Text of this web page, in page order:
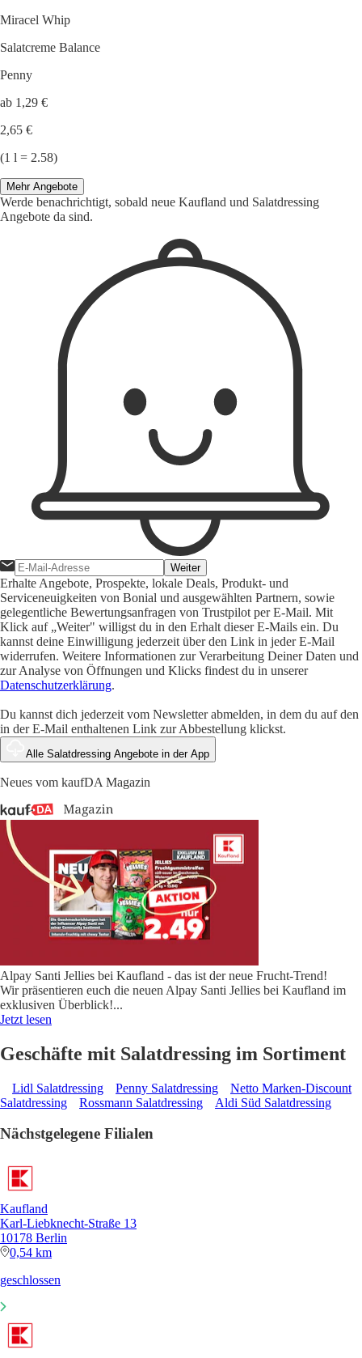
Miracel Whip
Salatcreme Balance
Penny
ab 1,29 €
2,65 €
(1 l = 2.58)
Mehr Angebote
Werde benachrichtigt, sobald neue Kaufland und Salatdressing
Angebote da sind.
Weiter
Erhalte Angebote, Prospekte, lokale Deals, Produkt- und
Serviceneuigkeiten von Bonial und ausgewählten Partnern, sowie
gelegentliche Bewertungsanfragen von Trustpilot per E-Mail. Mit
Klick auf „Weiter" willigst du in den Erhalt dieser E-Mails ein. Du
kannst deine Einwilligung jederzeit über den Link in jeder E-Mail
widerrufen. Weitere Informationen zur Verarbeitung Deiner Daten und
zur Analyse von Öffnungen und Klicks findest du in unserer
Datenschutzerklärung.
Du kannst dich jederzeit vom Newsletter abmelden, in dem du auf den
in der E-Mail enthaltenen Link zur Abbestellung klickst.
Alle Salatdressing Angebote in der App
Neues vom kaufDA Magazin
Alpay Santi Jellies bei Kaufland - das ist der neue Frucht-Trend!
Wir präsentieren euch die neuen Alpay Santi Jellies bei Kaufland im
exklusiven Überblick!...
Jetzt lesen
Geschäfte mit Salatdressing im Sortiment
Lidl Salatdressing Penny Salatdressing
Netto Marken-Discount
Salatdressing
Rossmann Salatdressing Aldi Süd Salatdressing
Nächstgelegene Filialen
Kaufland
Karl-Liebknecht-Straße 13
10178 Berlin
0,54 km
geschlossen